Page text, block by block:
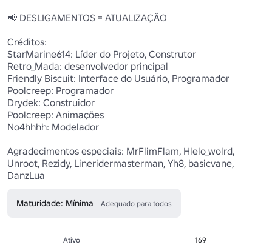
📢 DESLIGAMENTOS = ATUALIZAÇÃO
Créditos:
StarMarine614: Líder do Projeto, Construtor
Retro_Mada: desenvolvedor principal
Friendly Biscuit: Interface do Usuário, Programador
Poolcreep: Programador
Drydek: Construidor
Poolcreep: Animações
No4hhhh: Modelador
Agradecimentos especiais: MrFlimFlam, Hlelo_wolrd,
Unroot, Rezidy, Lineridermasterman, Yh8, basicvane,
DanzLua
Maturidade: Mínima Adequado para todos
Ativo
169